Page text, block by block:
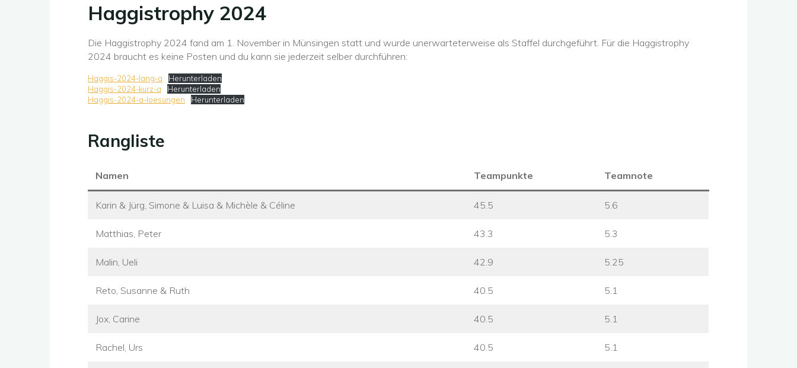
Haggistrophy 2024
Die Haggistrophy 2024 fand am 1. November in Münsingen statt und wurde unerwarteterweise als Staffel durchgeführt. Für die Haggistrophy
2024 braucht es keine Posten und du kann sie jederzeit selber durchführen:
Haggis-2024-lang-a
Herunterladen
Haggis-2024-kurz-a
Herunterladen
Haggis-2024-a-loesungen
Herunterladen
Rangliste
Namen Teampunkte Teamnote
Karin & Jürg, Simone & Luisa & Michèle & Céline 45.5 5.6
Matthias, Peter 43.3 5.3
Malin, Ueli 42.9 5.25
Reto, Susanne & Ruth 40.5 5.1
Jox, Carine 40.5 5.1
Rachel, Urs 40.5 5.1